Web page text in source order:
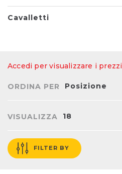
Cavalletti
Accedi per visualizzare i prezzi
ORDINA PER Posizione
VISUALIZZA 18
FILTER BY